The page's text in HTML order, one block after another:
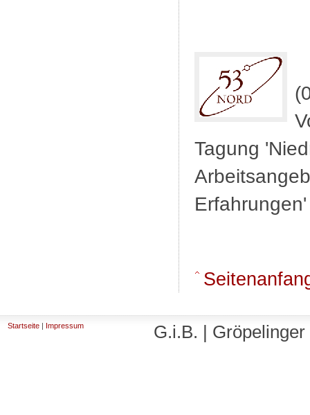
Tagung
Startseite| Impressum G.i.B. |